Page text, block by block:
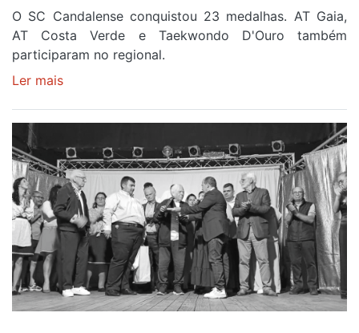
O SC Candalense conquistou 23 medalhas. AT Gaia,
AT Costa Verde e Taekwondo D'Ouro também
participaram no regional.
Ler mais
TÍTULOS
REGIONAIS
EM
POOMSAE
E
FREESTYLE